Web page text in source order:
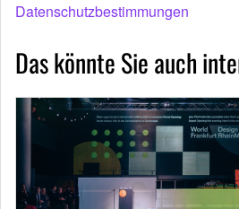
Datenschutzbestimmungen
Das könnte Sie auch